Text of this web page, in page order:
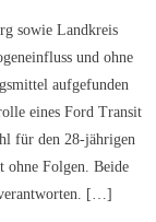
sowie Landkreis
und ohne
aufgefunden
eines Ford Transit
für den 28-jährigen
ohne Folgen. Beide
verantworten. […]